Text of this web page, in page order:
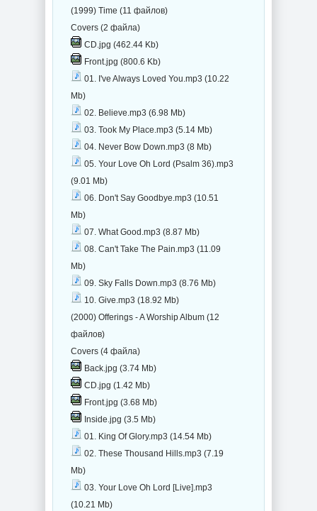
(1999) Time (11 файлов)
Covers (2 файла)
CD.jpg (462.44 Kb)
Front.jpg (800.6 Kb)
01. I've Always Loved You.mp3 (10.22
Mb)
02. Believe.mp3 (6.98 Mb)
03. Took My Place.mp3 (5.14 Mb)
04. Never Bow Down.mp3 (8 Mb)
05. Your Love Oh Lord (Psalm 36).mp3
(9.01 Mb)
06. Don't Say Goodbye.mp3 (10.51
Mb)
07. What Good.mp3 (8.87 Mb)
08. Can't Take The Pain.mp3 (11.09
Mb)
09. Sky Falls Down.mp3 (8.76 Mb)
10. Give.mp3 (18.92 Mb)
(2000) Offerings - A Worship Album (12
файлов)
Covers (4 файла)
Back.jpg (3.74 Mb)
CD.jpg (1.42 Mb)
Front.jpg (3.68 Mb)
Inside.jpg (3.5 Mb)
01. King Of Glory.mp3 (14.54 Mb)
02. These Thousand Hills.mp3 (7.19
Mb)
03. Your Love Oh Lord [Live].mp3
(10.21 Mb)